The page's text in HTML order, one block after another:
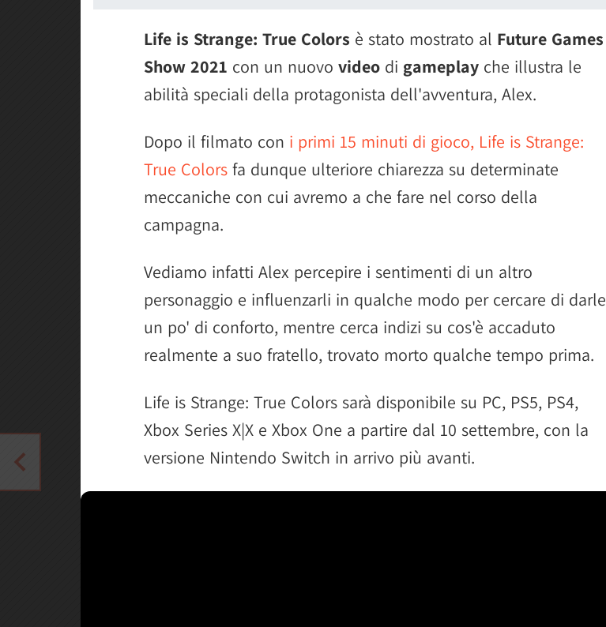
Life is Strange: True Colors è stato mostrato al Future Games
Show 2021 con un nuovo video di gameplay che illustra le
abilità speciali della protagonista dell'avventura, Alex.
Dopo il filmato con i primi 15 minuti di gioco, Life is Strange:
True Colors fa dunque ulteriore chiarezza su determinate
meccaniche con cui avremo a che fare nel corso della
campagna.
Vediamo infatti Alex percepire i sentimenti di un altro
personaggio e influenzarli in qualche modo per cercare di darle
un po' di conforto, mentre cerca indizi su cos'è accaduto
realmente a suo fratello, trovato morto qualche tempo prima.
Life is Strange: True Colors sarà disponibile su PC, PS5, PS4,
Xbox Series X|X e Xbox One a partire dal 10 settembre, con la
versione Nintendo Switch in arrivo più avanti.